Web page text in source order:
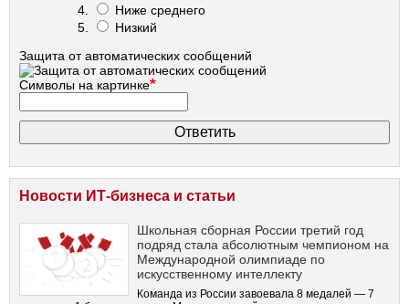
Ниже среднего
Низкий
Защита от автоматических сообщений
Символы на картинке*
Новости ИТ-бизнеса и статьи
Школьная сборная России третий год
подряд стала абсолютным чемпионом на
Международной олимпиаде по
искусственному интеллекту
Команда из России завоевала 8 медалей — 7